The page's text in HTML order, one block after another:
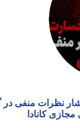
نظرات منفی در
کانادا